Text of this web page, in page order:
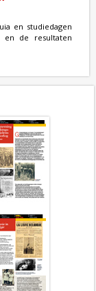
en studiedagen
en de resultaten